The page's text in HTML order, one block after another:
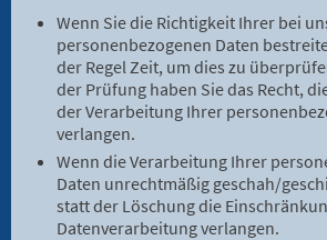
Wenn Sie die Richtigkeit Ihrer bei
personenbezogenen Daten
der Regel Zeit, um dies zu
der Prüfung haben Sie das Recht,
der Verarbeitung Ihrer
verlangen.
Wenn die Verarbeitung Ihrer
Daten unrechtmäßig geschah/
statt der Löschung die
Datenverarbeitung verlangen.